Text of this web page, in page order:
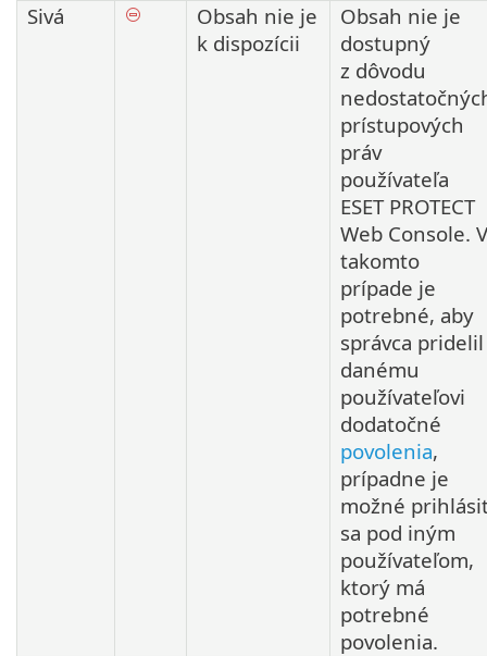
Sivá
Obsah nie je
k dispozícii
Obsah nie je
dostupný
z dôvodu
prístupových
práv
používateľa
ESET PROTECT
Web Console. V
takomto
prípade je
potrebné, aby
správca pridelil
danému
používateľovi
dodatočné
povolenia,
prípadne je
možné
sa pod iným
používateľom,
ktorý má
potrebné
povolenia.